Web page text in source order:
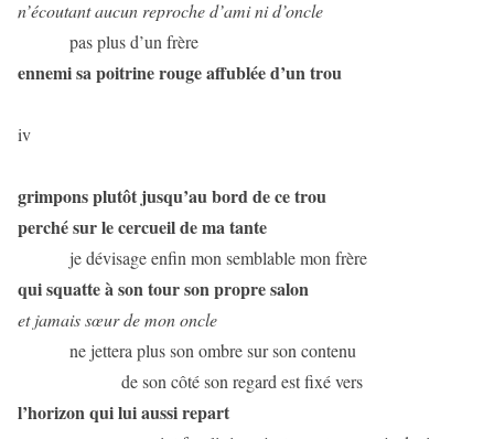
n’écoutant aucun reproche d’ami ni d’oncle
pas plus d’un frère
ennemi sa poitrine rouge affublée d’un trou
iv
grimpons plutôt jusqu’au bord de ce trou
perché sur le cercueil de ma tante
je dévisage enfin mon semblable mon frère
qui squatte à son tour son propre salon
et jamais sœur de mon oncle
ne jettera plus son ombre sur son contenu
de son côté son regard est fixé vers
l’horizon qui lui aussi repart